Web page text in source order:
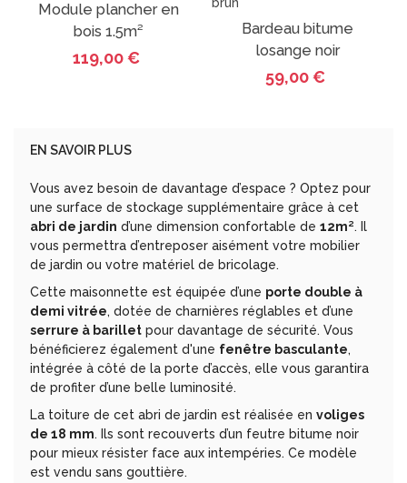
Module plancher en
bois 1.5m²
119,00 €
Bardeau bitume
losange noir
59,00 €
EN SAVOIR PLUS
Vous avez besoin de davantage d’espace ? Optez pour
une surface de stockage supplémentaire grâce à cet
abri de jardin d’une dimension confortable de12m². Il
vous permettra d’entreposer aisément votre mobilier
de jardin ou votre matériel de bricolage.
Cette maisonnette est équipée d’une porte double à
demi vitrée, dotée de charnières réglables et d’une
serrure à barillet pour davantage de sécurité. Vous
bénéficierez également d'une fenêtre basculante,
intégrée à côté de la porte d’accès, elle vous garantira
de profiter d’une belle luminosité.
La toiture de cet abri de jardin est réalisée envoliges
de 18 mm. Ils sont recouverts d’un feutre bitume noir
pour mieux résister face aux intempéries. Ce modèle
est vendu sans gouttière.